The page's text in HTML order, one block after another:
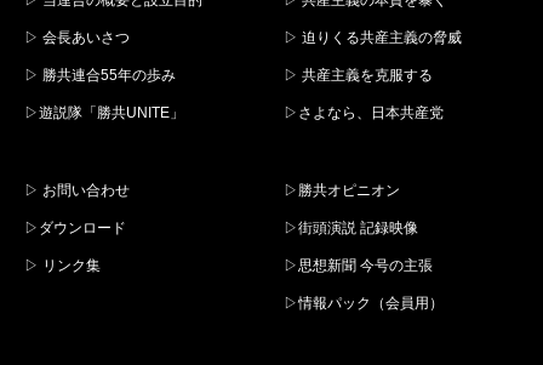
▷ 会長あいさつ
▷ 勝共連合55年の歩み
▷遊説隊「勝共UNITE」
▷ 迫りくる共産主義の脅威
▷ 共産主義を克服する
▷さよなら、日本共産党
▷ お問い合わせ
▷ダウンロード
▷ リンク集
▷勝共オピニオン
▷街頭演説 記録映像
▷思想新聞 今号の主張
▷情報パック（会員用）